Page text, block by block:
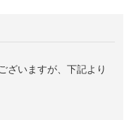
ざいますが、下記より